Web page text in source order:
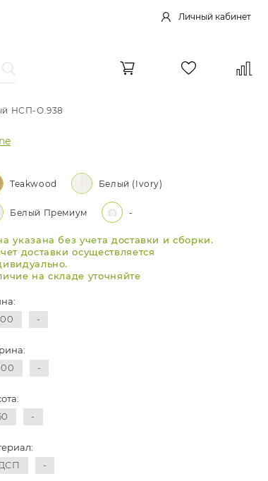
Личный кабинет
НСП-О.938
Teakwood Белый (Ivory)
Белый Премиум -
указана без учета доставки и сборки.
доставки осуществляется
на складе уточняйте
-
-
-
-